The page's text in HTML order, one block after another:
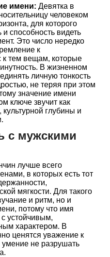
имени: Девятка в
человеком
для которого
способность видеть
Это число нередко
к
к тем вещам, которые
В жизненном
личную тонкость
не теряя при этом
значение имени
ключе звучит как
глубины и
с мужскими
лучше всего
в которых есть тот
мягкости. Для такого
и ритм, но и
потому что имя
с устойчивым,
характером. В
ценятся уважение к
умение не разрушать